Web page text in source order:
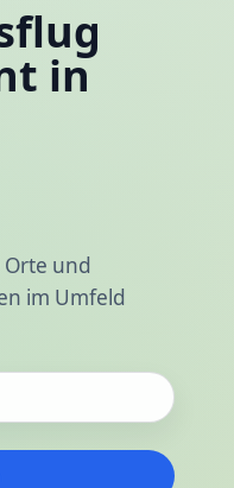
in
Orte und
im Umfeld